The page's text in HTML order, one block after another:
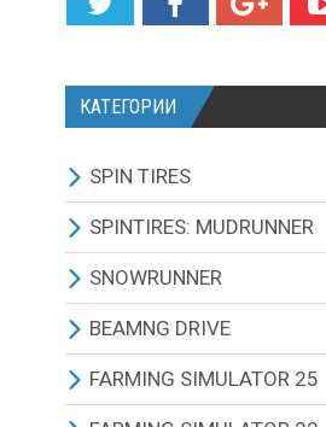
КАТЕГОРИИ
SPIN TIRES
СКАЧАТЬ ИГРУ
ВСЕ МОДЫ
ТЕХНИКА
КАРТЫ
SPINTIRES: MUDRUNNER
ВСЕ МОДЫ
ГРУЗОВИКИ
ВНЕДОРОЖНИКИ
SNOWRUNNER
ВСЕ МОДЫ
ГРУЗОВИКИ
BEAMNG DRIVE
BEAMNG DRIVE ИГРА И
ОБНОВЛЕНИЯ
FARMING SIMULATOR 25